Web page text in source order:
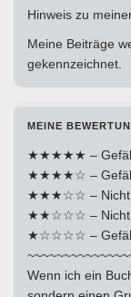
Hinweis zu
Meine Beiträge
gekennzeichnet.
MEINE
★★★★★ –
★★★★☆ –
★★★☆☆ – Nicht
★★☆☆☆ – Nicht
★☆☆☆☆ –
Wenn ich ein